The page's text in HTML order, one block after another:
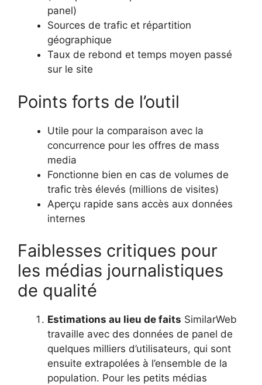
panel)
Sources de trafic et répartition
géographique
Taux de rebond et temps moyen passé
sur le site
Points forts de l’outil
Utile pour la comparaison avec la
concurrence pour les offres de mass
media
Fonctionne bien en cas de volumes de
trafic très élevés (millions de visites)
Aperçu rapide sans accès aux données
internes
Faiblesses critiques pour
les médias journalistiques
de qualité
Estimations au lieu de faits SimilarWeb
travaille avec des données de panel de
quelques milliers d’utilisateurs, qui sont
ensuite extrapolées à l’ensemble de la
population. Pour les petits médias